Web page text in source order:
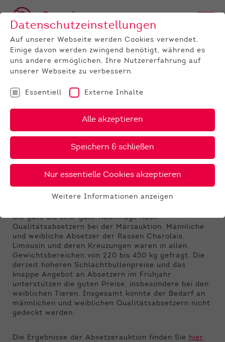
UNTERNEHMEN News
Ergebnisse der
Absetzerauktion Alsfeld vom
17.03.2021
Die gute bis sehr gute Nachfrage nach
Qualitätsabsetzern bei der Märzauktion. Männliche
und weibliche Absetzer der Rassen Charolais,
Limousin und deren Kreuzungen waren in allen
Gewichtsbereichen von 220 bis 450 kg gefragt. Die
derzeit höheren Schlachtbullenpreise und das
knappe Angebot an Absetzern im Frühjahr
unterstützen die guten Preise, insbesondere bei den
weiblichen Tieren. Insgesamt konnte der Bedarf an
männlichen und weiblichen Qualitätsabsetzern nicht
gedeckt werden.
Die Ergebnisse der Absetzerauktion finden Sie hier.
Datenschutzeinstellungen
Auf unserer Webseite werden Cookies verwendet.
Einige davon werden zwingend benötigt, während es
uns andere ermöglichen, Ihre Nutzererfahrung auf
unserer Webseite zu verbessern.
Essentiell Externe Inhalte
Alle akzeptieren
Speichern & schließen
Nur essentielle Cookies akzeptieren
Funktionen der Webseite benötigt. Dadurch ist
gewährleistet, dass die Webseite einwandfrei
funktioniert.
Name cookie_optin
Anbieter Qnetics
Laufzeit 1 Jahr
Zweck Cookie Einstellungen speichern
Cookie-Informationen anzeigen
Externe Inhalte
Wir verwenden auf unserer Website externe
Inhalte, um Ihnen zusätzliche Informationen
Weitere Informationen anzeigen